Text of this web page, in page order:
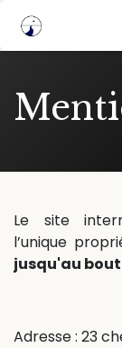
Le site
l’unique
jusqu'au
Adresse : 23